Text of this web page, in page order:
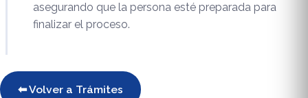
asegurando que la persona esté preparada para
finalizar el proceso.
⬅ Volver a Trámites